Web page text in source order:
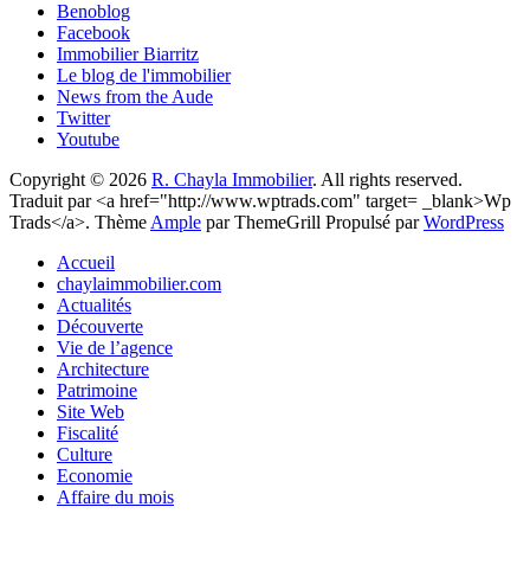
Benoblog
Facebook
Immobilier Biarritz
Le blog de l'immobilier
News from the Aude
Twitter
Youtube
Copyright © 2026 R. Chayla Immobilier. All rights reserved.
Traduit par <a href="http://www.wptrads.com" target= _blank>Wp
Trads</a>. Thème Ample par ThemeGrill Propulsé parWordPress
Accueil
chaylaimmobilier.com
Actualités
Découverte
Vie de l’agence
Architecture
Patrimoine
Site Web
Fiscalité
Culture
Economie
Affaire du mois